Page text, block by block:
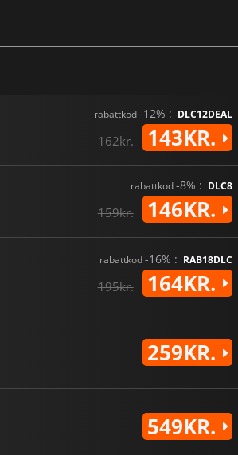
rabattkod-12% : DLC12DEAL
162kr. 143KR.
rabattkod-8% : DLC8
159kr. 146KR.
rabattkod-16% : RAB18DLC
195kr. 164KR.
259KR.
549KR.